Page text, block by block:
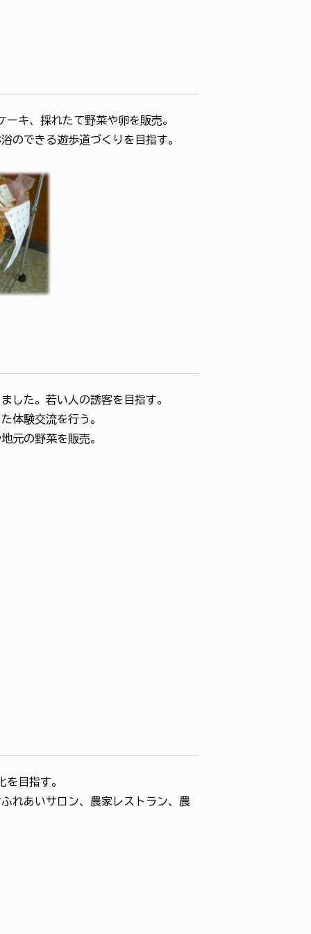
、採れたて野菜や卵を販売。
のできる遊歩道づくりを目指す。
た。若い人の誘客を目指す。
体験交流を行う。
の野菜を販売。
目指す。
ロン、農家レストラン、農